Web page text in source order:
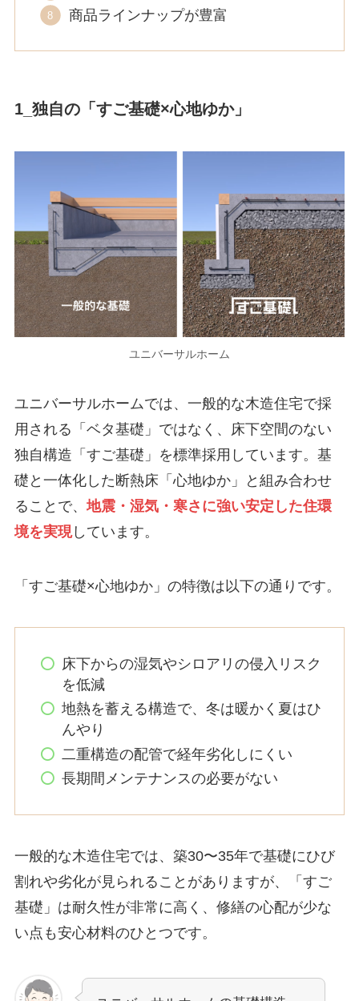
商品ラインナップが豊富
1_独自の「すご基礎×心地ゆか」
ユニバーサルホーム
ユニバーサルホームでは、一般的な木造住宅で採
用される「ベタ基礎」ではなく、床下空間のない
独自構造「すご基礎」を標準採用しています。基
礎と一体化した断熱床「心地ゆか」と組み合わせ
ることで、 地震・湿気・寒さに強い安定した住環
境を実現しています。
「すご基礎×心地ゆか」の特徴は以下の通りです。
床下からの湿気やシロアリの侵入リスク
を低減
地熱を蓄える構造で、冬は暖かく夏はひ
んやり
二重構造の配管で経年劣化しにくい
長期間メンテナンスの必要がない
一般的な木造住宅では、築30〜35年で基礎にひび
割れや劣化が見られることがありますが、「すご
基礎」は耐久性が非常に高く、修繕の心配が少な
い点も安心材料のひとつです。